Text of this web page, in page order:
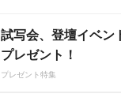
試写会、登壇イベン
プレゼント！
プレゼント特集